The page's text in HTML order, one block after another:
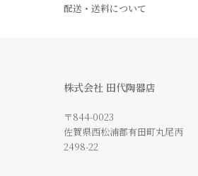
配送・送料について
株式会社 田代陶器店
〒844-0023
佐賀県西松浦郡有田町丸尾丙
2498-22